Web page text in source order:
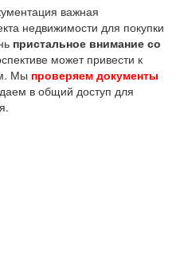
важная
недвижимости для покупки
пристальное внимание со
может привести к
Мы проверяем документы
в общий доступ для